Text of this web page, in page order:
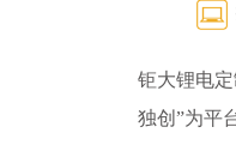
钜大锂电
独创”为平